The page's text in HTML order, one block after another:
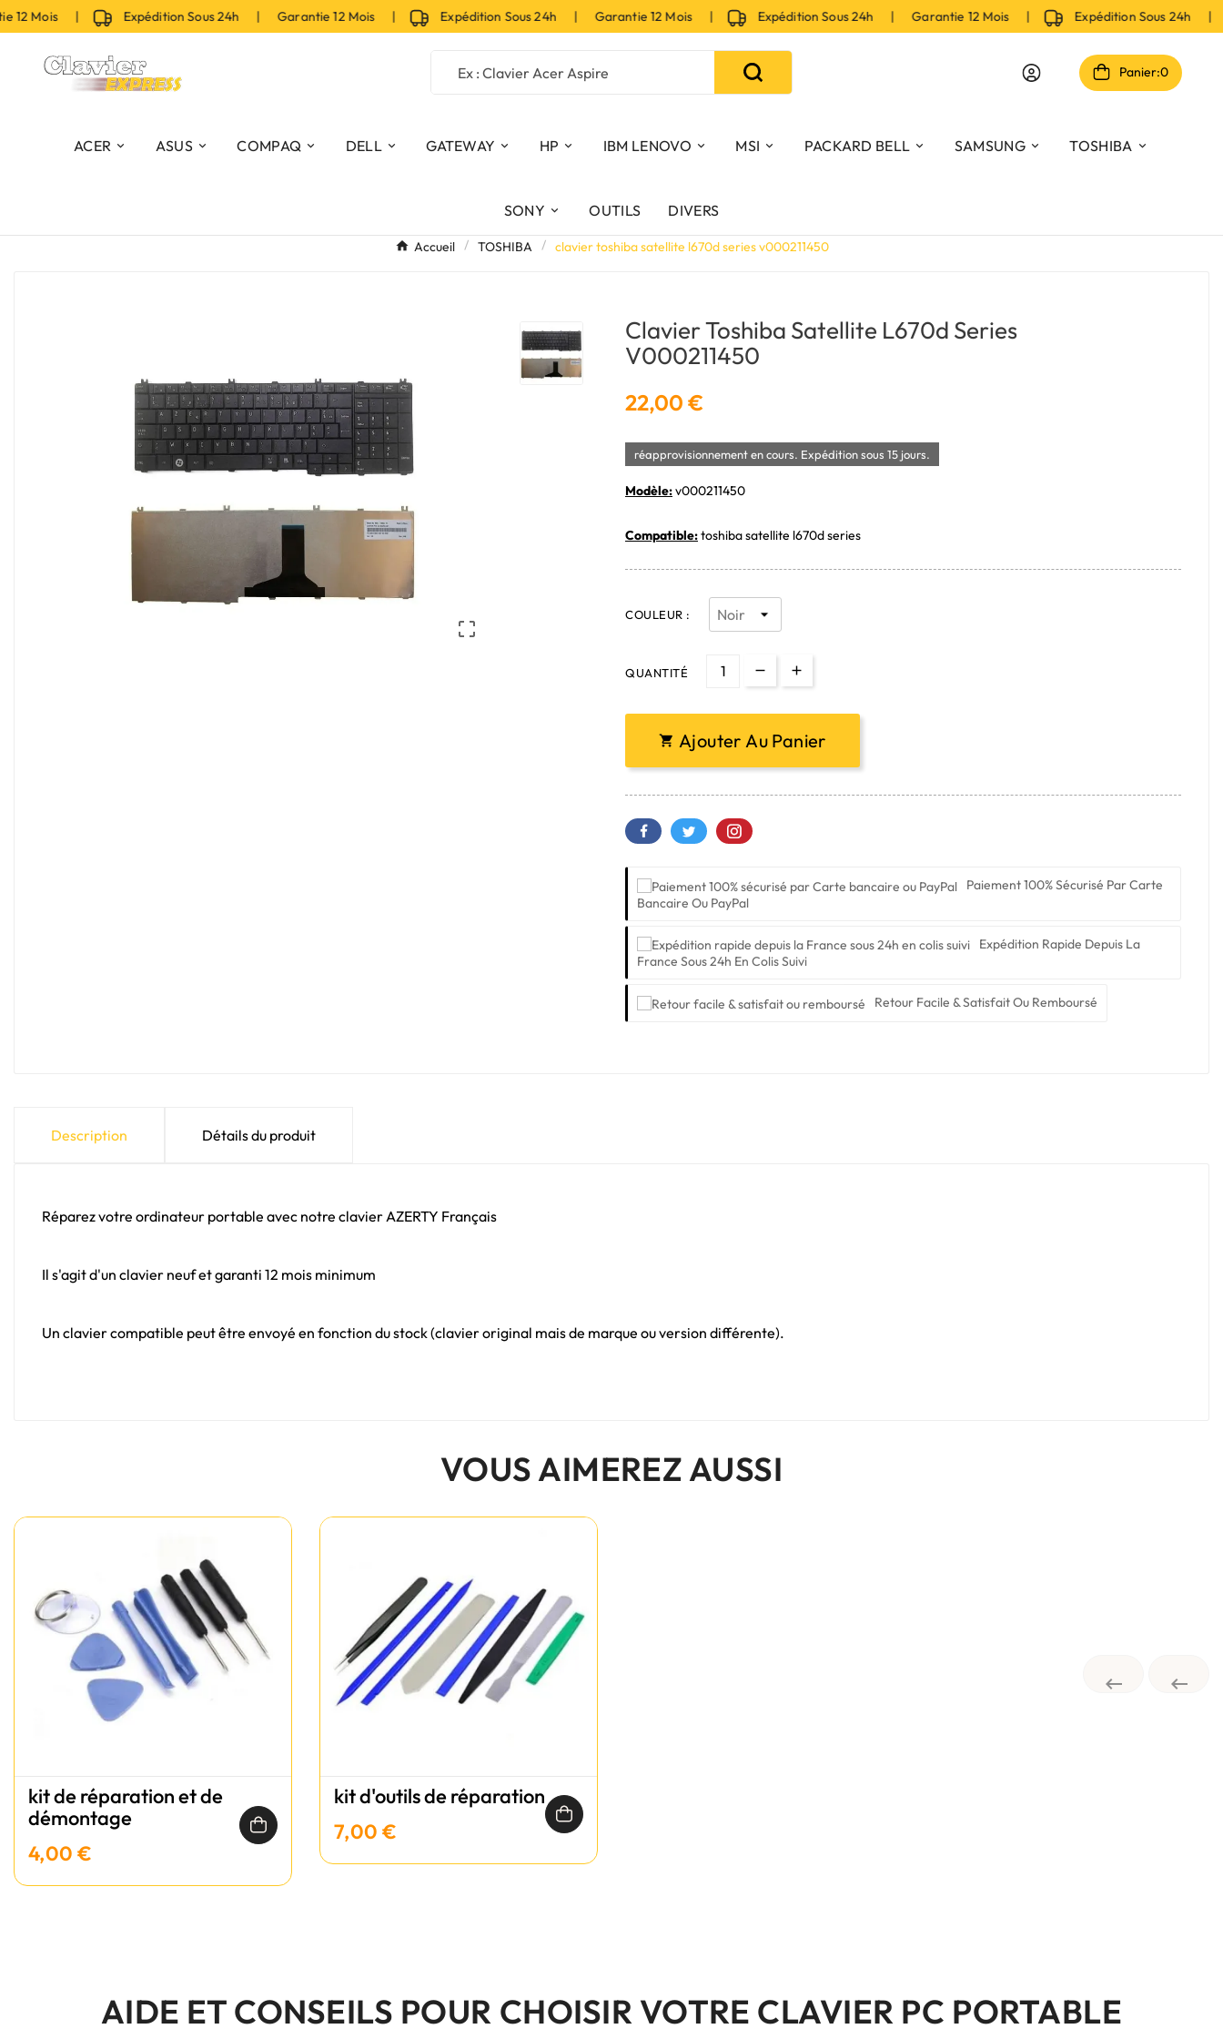
Mois | Expédition Sous 24h | Garantie 12 Mois | Expédition Sous 24h | Garantie 12 Mois | Expédition Sous 24h | Garantie 12 Mois | Expédition Sous 24h |
Panier:0
ACER ASUS COMPAQ DELL GATEWAY HP IBM LENOVO MSI PACKARD BELL SAMSUNG TOSHIBA
SONY OUTILS DIVERS
Accueil TOSHIBA clavier toshiba satellite l670d series v000211450

Clavier Toshiba Satellite L670d Series
V000211450
22,00 €
réapprovisionnement en cours. Expédition sous 15 jours.
Modèle:v000211450
Compatible:toshiba satellite l670d series
COULEUR :
QUANTITÉ
 Ajouter Au Panier
Paiement 100% Sécurisé Par Carte
Bancaire Ou PayPal
Expédition Rapide Depuis La
France Sous 24h En Colis Suivi
Retour Facile & Satisfait Ou Remboursé
Description Détails du produit
Réparez votre ordinateur portable avec notre clavier AZERTY Français
Il s'agit d'un clavier neuf et garanti 12 mois minimum
Un clavier compatible peut être envoyé en fonction du stock (clavier original mais de marque ou version différente).
VOUS AIMEREZ AUSSI
 
kit de réparation et de
démontage
4,00 €
kit d'outils de réparation
7,00 €
AIDE ET CONSEILS POUR CHOISIR VOTRE CLAVIER PC PORTABLE